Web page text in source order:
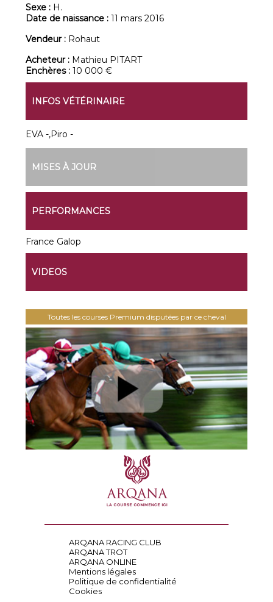
Sexe : H.
Date de naissance :11 mars 2016
Vendeur : Rohaut
Acheteur : Mathieu PITART
Enchères :10 000 €
INFOS VÉTÉRINAIRE
EVA -,Piro -
MISES À JOUR
PERFORMANCES
France Galop
VIDEOS
Toutes les courses Premium disputées par ce cheval
ARQANA RACING CLUB
ARQANA TROT
ARQANA ONLINE
Mentions légales
Politique de confidentialité
Cookies